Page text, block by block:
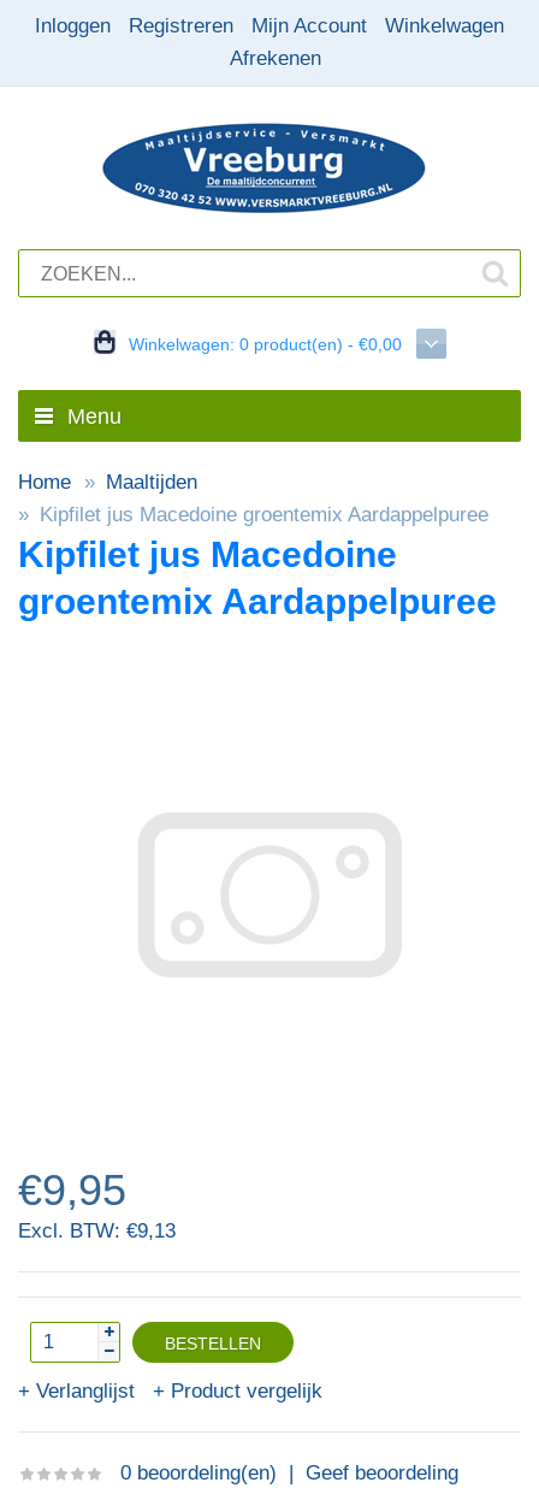
Inloggen Registreren Mijn Account
Winkelwagen
Afrekenen
Winkelwagen: 0 product(en) - €0,00
Menu
Home
Maaltijden
Kipfilet jus Macedoine groentemix Aardappelpuree
Kipfilet jus Macedoine
groentemix Aardappelpuree
€9,95
Excl. BTW: €9,13
Verlanglijst Product vergelijk
0 beoordeling(en) | Geef beoordeling